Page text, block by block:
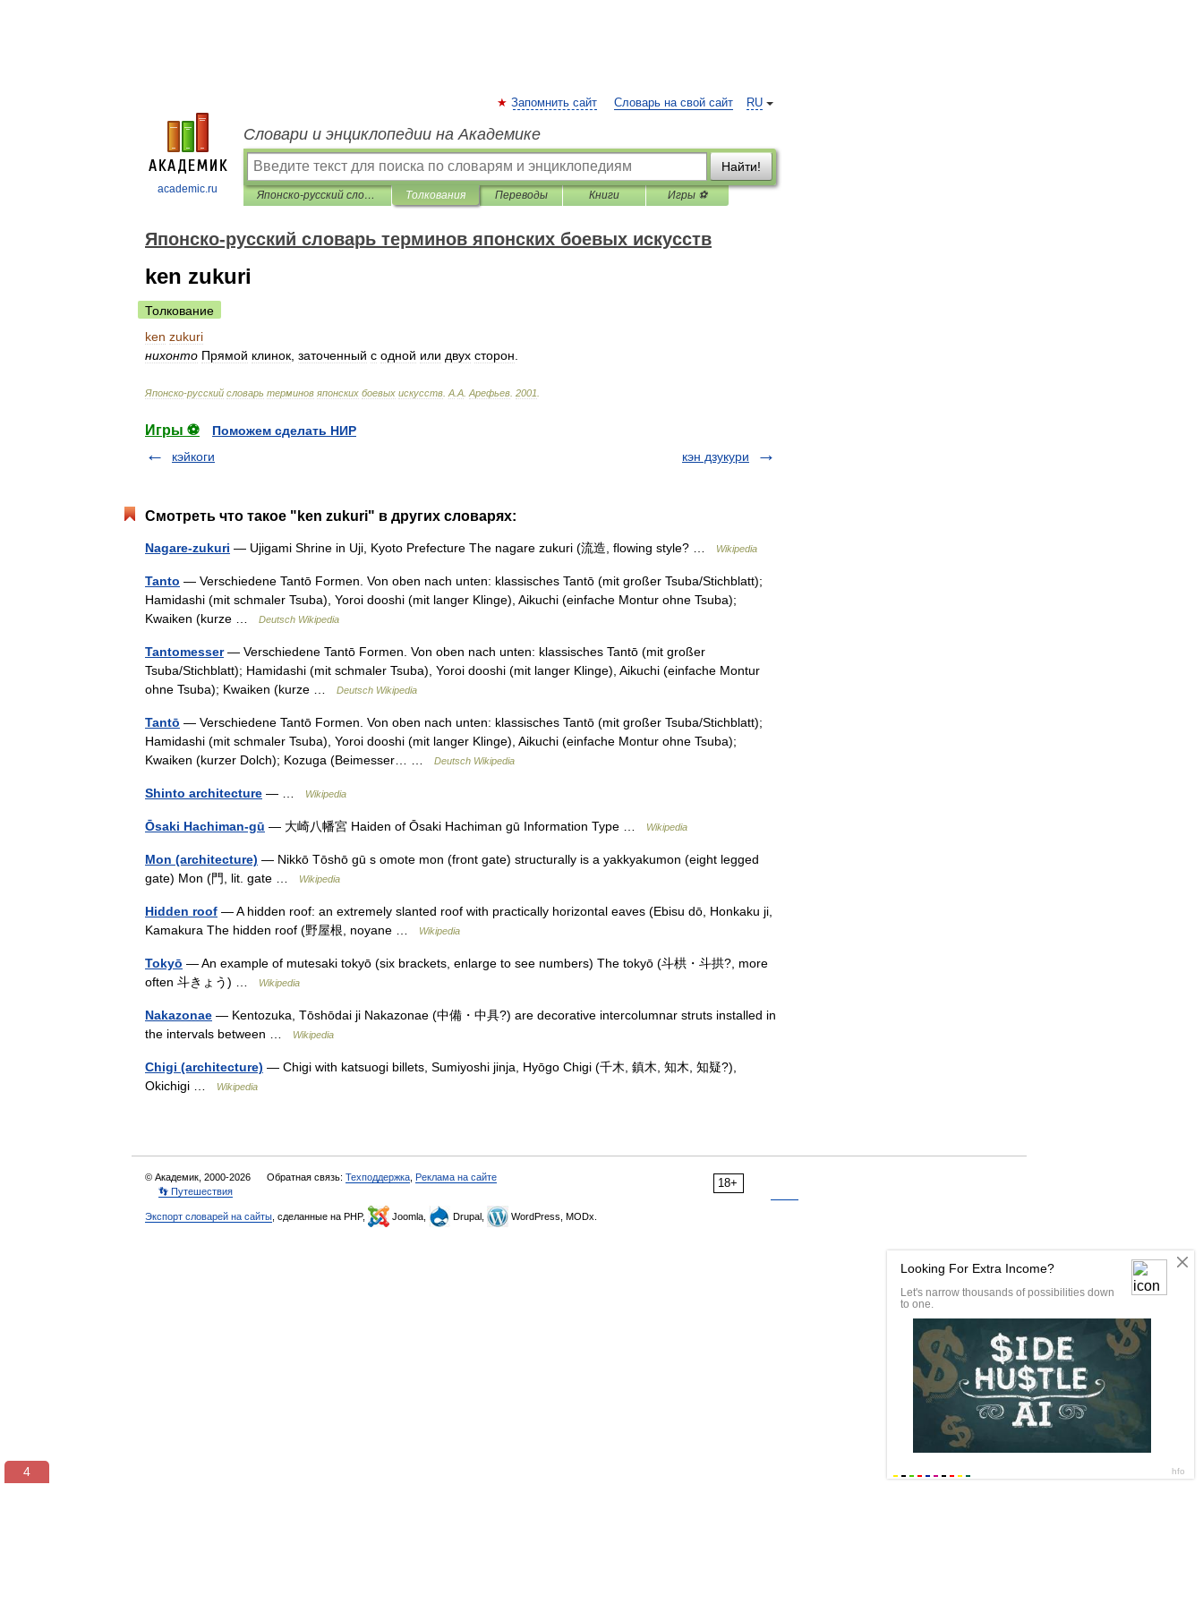
academic.ru
RU
Запомнить сайт Словарь на свой сайт
Словари и энциклопедии на Академике
Найти!
Японско-русский словарь терминов японских боевых искусств Толкования Переводы Книги Игры ⚽
Японско-русский словарь терминов японских боевых искусств
ken zukuri
Толкование
ken zukuri
нихонто Прямой клинок заточенный с одной или двух сторон
Японско-русский словарь терминов японских боевых искусств А А Арефьев 2001
Игры ⚽
Поможем сделать НИР
кэйкоги
кэн дзукури
Смотреть что такое "ken zukuri" в других словарях:
Nagare-zukuri — Ujigami Shrine in Uji, Kyoto Prefecture The nagare zukuri (流造, flowing style? … Wikipedia
Tanto — Verschiedene Tantō Formen. Von oben nach unten: klassisches Tantō (mit großer Tsuba/Stichblatt);
Hamidashi (mit schmaler Tsuba), Yoroi dooshi (mit langer Klinge), Aikuchi (einfache Montur ohne Tsuba);
Kwaiken (kurze …
Deutsch Wikipedia
Tantomesser— Verschiedene Tantō Formen. Von oben nach unten: klassisches Tantō (mit großer
Tsuba/Stichblatt); Hamidashi (mit schmaler Tsuba), Yoroi dooshi (mit langer Klinge), Aikuchi (einfache Montur
ohne Tsuba); Kwaiken (kurze …
Deutsch Wikipedia
Tantō — Verschiedene Tantō Formen. Von oben nach unten: klassisches Tantō (mit großer Tsuba/Stichblatt);
Hamidashi (mit schmaler Tsuba), Yoroi dooshi (mit langer Klinge), Aikuchi (einfache Montur ohne Tsuba);
Kwaiken (kurzer Dolch); Kozuga (Beimesser… …
Deutsch Wikipedia
Shinto architecture — … Wikipedia
Ōsaki Hachiman-gū — 大崎八幡宮 Haiden of Ōsaki Hachiman gū Information Type … Wikipedia
Mon (architecture) — Nikkō Tōshō gū s omote mon (front gate) structurally is a yakkyakumon (eight legged
gate) Mon (門, lit. gate …
Wikipedia
Hidden roof — A hidden roof: an extremely slanted roof with practically horizontal eaves (Ebisu dō, Honkaku ji,
Kamakura The hidden roof (野屋根, noyane …
Wikipedia
Tokyō — An example of mutesaki tokyō (six brackets, enlarge to see numbers) The tokyō (斗栱・斗拱?, more
often 斗きょう) …
Wikipedia
Nakazonae — Kentozuka, Tōshōdai ji Nakazonae (中備・中具?) are decorative intercolumnar struts installed in
the intervals between …
Wikipedia
Chigi (architecture) — Chigi with katsuogi billets, Sumiyoshi jinja, Hyōgo Chigi (千木, 鎮木, 知木, 知疑?),
Okichigi …
Wikipedia
18+
© Академик, 2000-2026 Обратная связь: Техподдержка Реклама на сайте
👣 Путешествия
Экспорт словарей на сайты , сделанные на PHP, Joomla, Drupal, WordPress, MODx.
3